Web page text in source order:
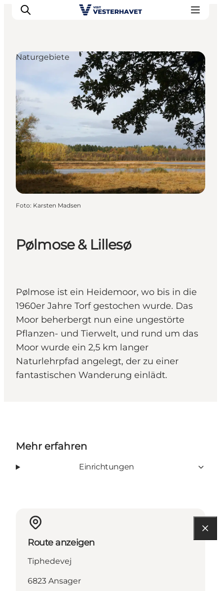
Events
Erlebnisse
Unsere Städte
Essen & Übernachtung
Tickets kaufen
Plane deine Reise
Pølmose & Lillesø
Pølmose ist ein Heidemoor, wo bis in die
1960er Jahre Torf gestochen wurde. Das
Moor beherbergt nun eine ungestörte
Pflanzen- und Tierwelt, und rund um das
Moor wurde ein 2,5 km langer
Naturlehrpfad angelegt, der zu einer
fantastischen Wanderung einlädt.
Naturgebiete
Foto: Karsten Madsen
Mehr erfahren
Einrichtungen
Route anzeigen
Tiphedevej
6823 Ansager